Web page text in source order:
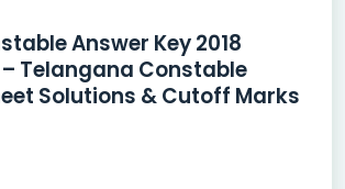
Answer Key 2018
Telangana Constable
Solutions & Cutoff Marks